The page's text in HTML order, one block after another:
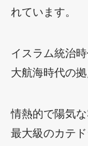
れています。
イスラム統治
大航海時代の
情熱的で陽気
最大級のカテ